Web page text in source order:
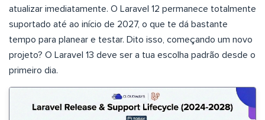
atualizar imediatamente. O Laravel 12 permanece totalmente
suportado até ao início de 2027, o que te dá bastante
tempo para planear e testar. Dito isso, começando um novo
projeto? O Laravel 13 deve ser a tua escolha padrão desde o
primeiro dia.